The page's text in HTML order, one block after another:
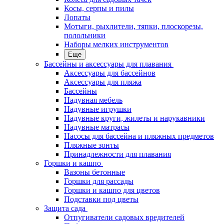
Косы, серпы и пилы
Лопаты
Мотыги, рыхлители, тяпки, плоскорезы,
полольники
Наборы мелких инструментов
Еще
Бассейны и аксессуары для плавания
Аксессуары для бассейнов
Аксессуары для пляжа
Бассейны
Надувная мебель
Надувные игрушки
Надувные круги, жилеты и нарукавники
Надувные матрасы
Насосы для бассейна и пляжных предметов
Пляжные зонты
Принадлежности для плавания
Горшки и кашпо
Вазоны бетонные
Горшки для рассады
Горшки и кашпо для цветов
Подставки под цветы
Защита сада
Отпугиватели садовых вредителей